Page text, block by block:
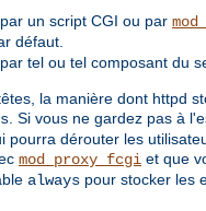
un script CGI ou par
défaut.
tel ou tel composant du
la manière dont httpd
. Si vous ne gardez pas à
dérouter les
mod_proxy_fcgi et que
always pour stocker les